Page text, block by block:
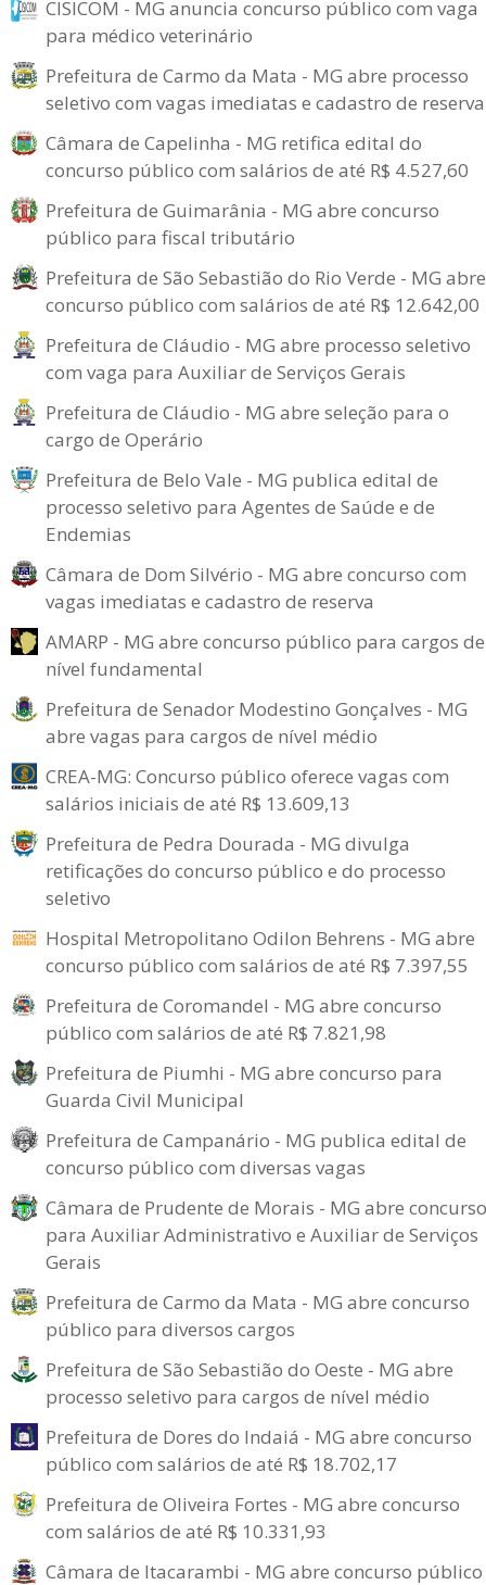
CISICOM - MG anuncia concurso público com vaga
para médico veterinário
Prefeitura de Carmo da Mata - MG abre processo
seletivo com vagas imediatas e cadastro de reserva
Câmara de Capelinha - MG retifica edital do
concurso público com salários de até R$ 4.527,60
Prefeitura de Guimarânia - MG abre concurso
público para fiscal tributário
Prefeitura de São Sebastião do Rio Verde - MG abre
concurso público com salários de até R$ 12.642,00
Prefeitura de Cláudio - MG abre processo seletivo
com vaga para Auxiliar de Serviços Gerais
Prefeitura de Cláudio - MG abre seleção para o
cargo de Operário
Prefeitura de Belo Vale - MG publica edital de
processo seletivo para Agentes de Saúde e de
Endemias
Câmara de Dom Silvério - MG abre concurso com
vagas imediatas e cadastro de reserva
AMARP - MG abre concurso público para cargos de
nível fundamental
Prefeitura de Senador Modestino Gonçalves - MG
abre vagas para cargos de nível médio
CREA-MG: Concurso público oferece vagas com
salários iniciais de até R$ 13.609,13
Prefeitura de Pedra Dourada - MG divulga
retificações do concurso público e do processo
seletivo
Hospital Metropolitano Odilon Behrens - MG abre
concurso público com salários de até R$ 7.397,55
Prefeitura de Coromandel - MG abre concurso
público com salários de até R$ 7.821,98
Prefeitura de Piumhi - MG abre concurso para
Guarda Civil Municipal
Prefeitura de Campanário - MG publica edital de
concurso público com diversas vagas
Câmara de Prudente de Morais - MG abre concurso
para Auxiliar Administrativo e Auxiliar de Serviços
Gerais
Prefeitura de Carmo da Mata - MG abre concurso
público para diversos cargos
Prefeitura de São Sebastião do Oeste - MG abre
processo seletivo para cargos de nível médio
Prefeitura de Dores do Indaiá - MG abre concurso
público com salários de até R$ 18.702,17
Prefeitura de Oliveira Fortes - MG abre concurso
com salários de até R$ 10.331,93
Câmara de Itacarambi - MG abre concurso público